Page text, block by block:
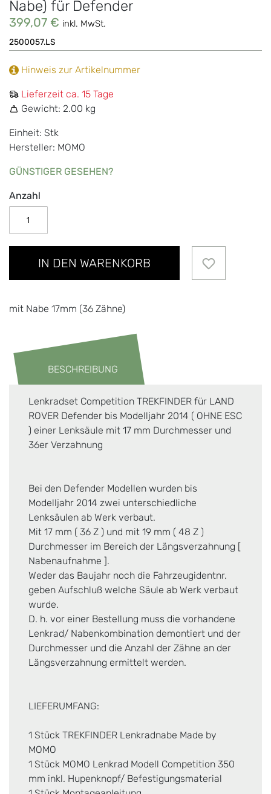
Nabe) für Defender
399,07 € inkl. MwSt.
2500057.LS
Lieferzeit ca. 15 Tage
Gewicht: 2.00 kg
Einheit: Stk
Hersteller: MOMO
GÜNSTIGER GESEHEN?
Hinweis zur Artikelnummer
Anzahl
IN DEN WARENKORB
mit Nabe 17mm (36 Zähne)
BESCHREIBUNG
Lenkradset Competition TREKFINDER für LAND
ROVER Defender bis Modelljahr 2014 ( OHNE ESC
) einer Lenksäule mit 17 mm Durchmesser und
36er Verzahnung
Bei den Defender Modellen wurden bis
Modelljahr 2014 zwei unterschiedliche
Lenksäulen ab Werk verbaut.
Mit 17 mm ( 36 Z ) und mit 19 mm ( 48 Z )
Durchmesser im Bereich der Längsverzahnung [
Nabenaufnahme ].
Weder das Baujahr noch die Fahrzeugidentnr.
geben Aufschluß welche Säule ab Werk verbaut
wurde.
D. h. vor einer Bestellung muss die vorhandene
Lenkrad/ Nabenkombination demontiert und der
Durchmesser und die Anzahl der Zähne an der
Längsverzahnung ermittelt werden.
LIEFERUMFANG:
1 Stück TREKFINDER Lenkradnabe Made by
MOMO
1 Stück MOMO Lenkrad Modell Competition 350
mm inkl. Hupenknopf/ Befestigungsmaterial